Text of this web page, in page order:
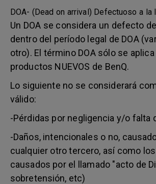
DOA- (Dead on arrival) Defectuoso a la
Un DOA se considera un defecto
dentro del período legal de DOA
otro). El término DOA sólo se
productos NUEVOS de BenQ.
Lo siguiente no se considerará
válido:
-Pérdidas por negligencia y/o falta
-Daños, intencionales o no,
cualquier otro tercero, así como
causados por el llamado "acto de
sobretensión, etc)